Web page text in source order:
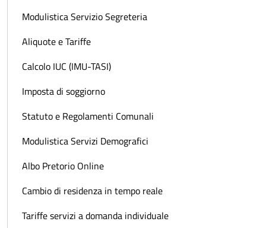
Modulistica Servizio Segreteria
Aliquote e Tariffe
Calcolo IUC (IMU-TASI)
Imposta di soggiorno
Statuto e Regolamenti Comunali
Modulistica Servizi Demografici
Albo Pretorio Online
Cambio di residenza in tempo reale
Tariffe servizi a domanda individuale